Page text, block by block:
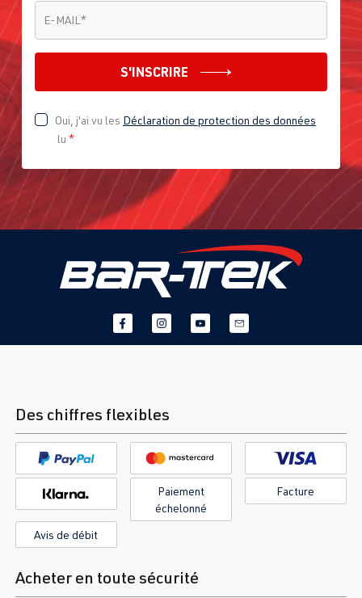
E-MAIL *
S'INSCRIRE
Oui, j'ai vu les Déclaration de protection des données
lu *
Des chiffres flexibles
Paiement
échelonné
Facture
Avis de débit
Acheter en toute sécurité